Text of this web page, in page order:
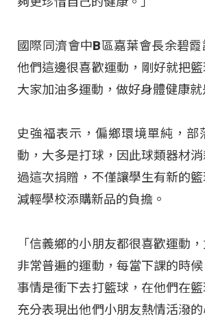
國際同濟會中B區嘉葉會長余碧
他們這邊很喜歡運動，剛好就把
大家加油多運動，做好身體健康就
史強福表示，偏鄉環境單純，部
動，大多是打球，因此球類器材
過這次捐贈，不僅讓學生有新的
減輕學校添購新品的負擔。
「信義鄉的小朋友都很喜歡運動
非常普遍的運動，每當下課的時
事情是衝下去打籃球，在他們在籃
充分表現出他們小朋友熱情活潑